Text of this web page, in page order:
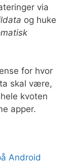
via
og huke
for hvor
skal være,
kvoten
apper.
Android